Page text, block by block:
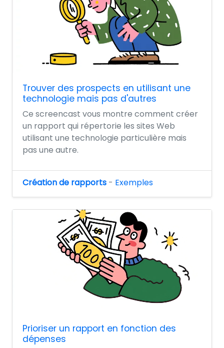
Trouver des prospects en utilisant une
technologie mais pas d'autres
Ce screencast vous montre comment créer
un rapport qui répertorie les sites Web
utilisant une technologie particulière mais
pas une autre.
Création de rapports - Exemples
Prioriser un rapport en fonction des
dépenses